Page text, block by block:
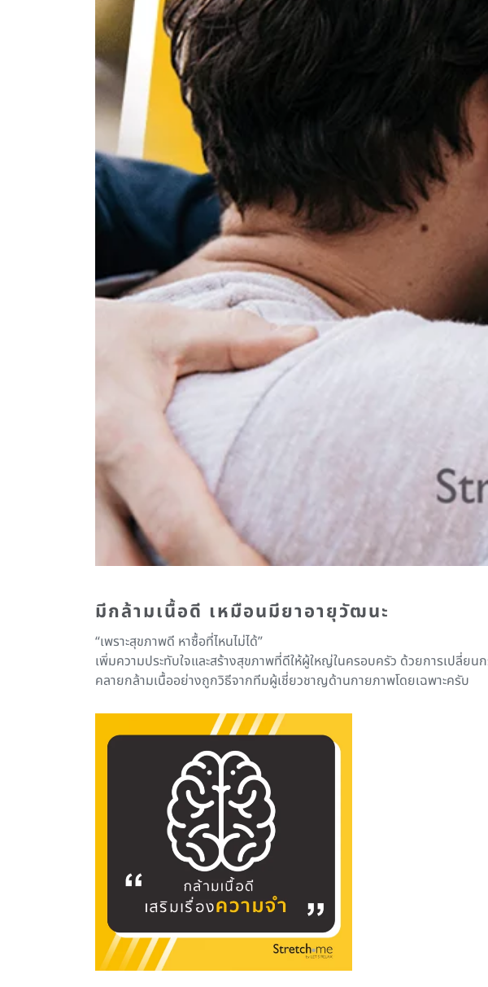
มีกล้ามเนื้อดี เหมือนมียาอายุวัฒนะ
“เพราะสุขภาพดี หาซื้อที่ไหนไม่ได้”
เพิ่มความประทับใจและสร้างสุขภาพที่ดีให้ผู้ใหญ่ในครอบครัว ด้วยการเปลี่
คลายกล้ามเนื้ออย่างถูกวิธีจากทีมผู้เชี่ยวชาญด้านกายภาพโดยเฉพาะครับ